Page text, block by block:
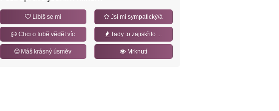
Líbíš se mi Jsi mi sympatický/á
Chci o tobě vědět víc Tady to zajiskřilo ...
Máš krásný úsměv Mrknutí